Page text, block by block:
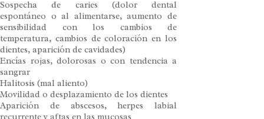
Sospecha de caries (dolor dental
espontáneo o al alimentarse, aumento de
sensibilidad con los cambios de
temperatura, cambios de coloración en los
dientes, aparición de cavidades)
Encías rojas, dolorosas o con tendencia a
sangrar
Halitosis (mal aliento)
Movilidad o desplazamiento de los dientes
Aparición de abscesos, herpes labial